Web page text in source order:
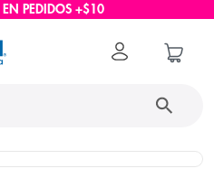
EN PEDIDOS +$10